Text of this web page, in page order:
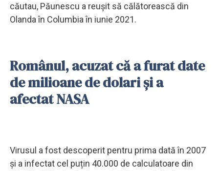
căutau, Păunescu a reușit să călătorească din
Olanda în Columbia în iunie 2021.
Românul, acuzat că a furat date
de milioane de dolari și a
afectat NASA
Virusul a fost descoperit pentru prima dată în 2007
și a infectat cel puțin 40.000 de calculatoare din